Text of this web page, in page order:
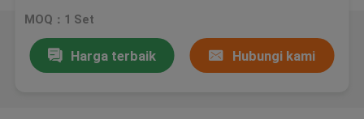
MOQ：1 Set
Harga terbaik Hubungi kami